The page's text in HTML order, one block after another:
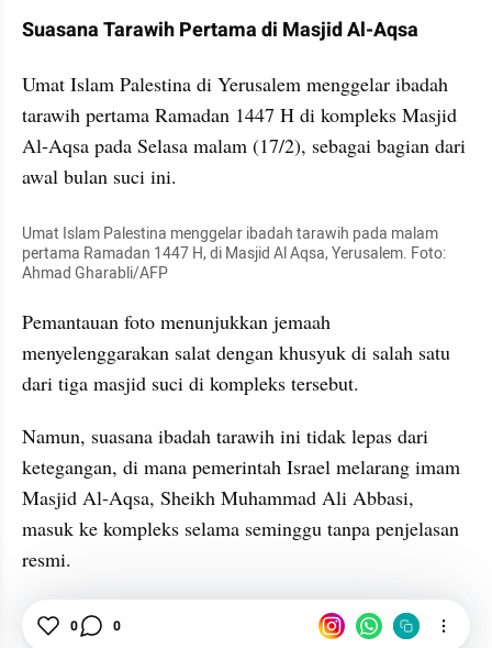
Suasana Tarawih Pertama di Masjid Al-Aqsa
Umat Islam Palestina di Yerusalem menggelar ibadah
tarawih pertama Ramadan 1447 H di kompleks Masjid
Al-Aqsa pada Selasa malam (17/2), sebagai bagian dari
awal bulan suci ini.
Umat Islam Palestina menggelar ibadah tarawih pada malam
pertama Ramadan 1447 H, di Masjid Al Aqsa, Yerusalem. Foto:
Ahmad Gharabli/AFP
Pemantauan foto menunjukkan jemaah
menyelenggarakan salat dengan khusyuk di salah satu
dari tiga masjid suci di kompleks tersebut.
Namun, suasana ibadah tarawih ini tidak lepas dari
ketegangan, di mana pemerintah Israel melarang imam
Masjid Al-Aqsa, Sheikh Muhammad Ali Abbasi,
masuk ke kompleks selama seminggu tanpa penjelasan
resmi.
Ramadan 2026 Internasional
Ramadan
0 0